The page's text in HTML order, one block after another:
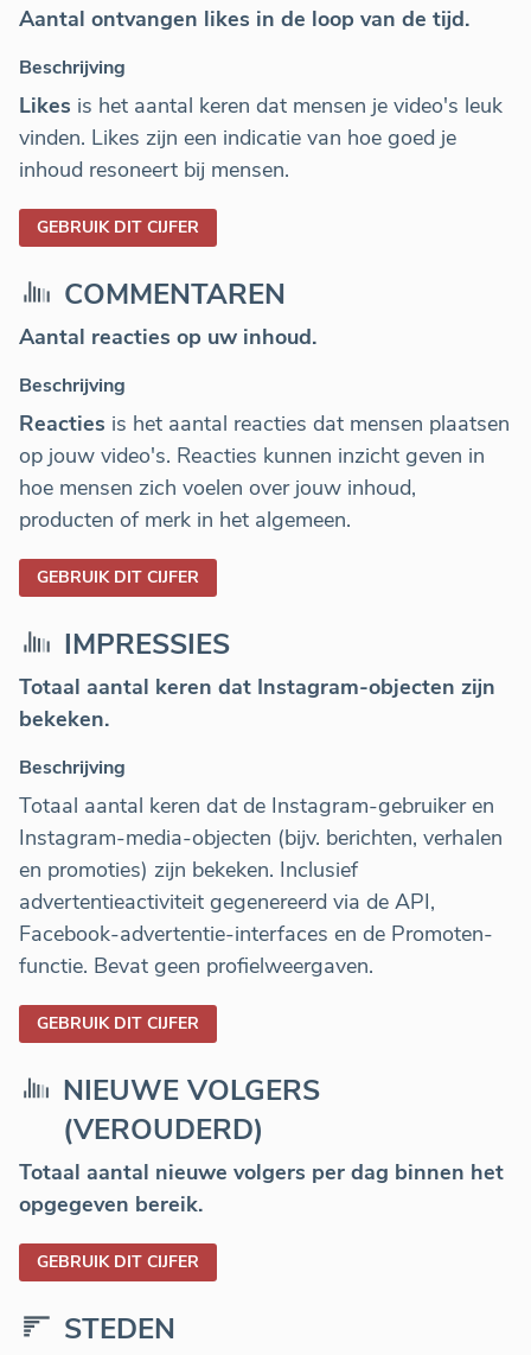
Aantal ontvangen likes in de loop van de tijd.
Beschrijving
Likes is het aantal keren dat mensen je video's leuk
vinden. Likes zijn een indicatie van hoe goed je
inhoud resoneert bij mensen.
GEBRUIK DIT CIJFER
COMMENTAREN
Aantal reacties op uw inhoud.
Beschrijving
Reacties is het aantal reacties dat mensen plaatsen
op jouw video's. Reacties kunnen inzicht geven in
hoe mensen zich voelen over jouw inhoud,
producten of merk in het algemeen.
GEBRUIK DIT CIJFER
IMPRESSIES
Totaal aantal keren dat Instagram-objecten zijn
bekeken.
Beschrijving
Totaal aantal keren dat de Instagram-gebruiker en
Instagram-media-objecten (bijv. berichten, verhalen
en promoties) zijn bekeken. Inclusief
advertentieactiviteit gegenereerd via de API,
Facebook-advertentie-interfaces en de Promoten-
functie. Bevat geen profielweergaven.
GEBRUIK DIT CIJFER
NIEUWE VOLGERS
(VEROUDERD)
Totaal aantal nieuwe volgers per dag binnen het
opgegeven bereik.
GEBRUIK DIT CIJFER
STEDEN